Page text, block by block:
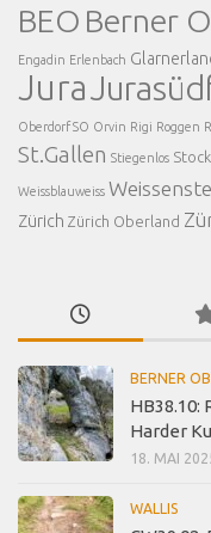
BEO Berner
Engadin Erlenbach
Jura
Oberdorf SO Orvin Rigi Roggen
St.Gallen Stiegenlos
Weissblauweiss
Zürich Zürich Oberland
BERNER
HB38.10:
Harder
18. MAI
WALLIS